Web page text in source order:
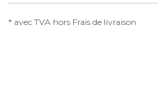
* avec TVA hors Frais de livraison